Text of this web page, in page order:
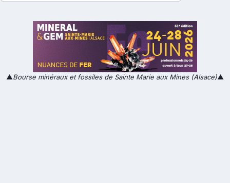
▲Bourse minéraux et fossiles de Sainte Marie aux Mines (Alsace)▲